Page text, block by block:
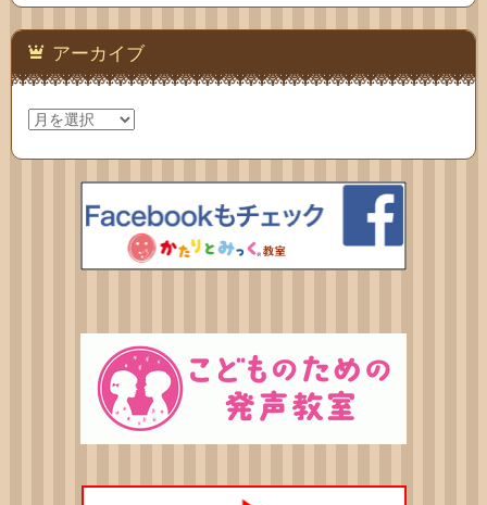
アーカイブ
ア
カ